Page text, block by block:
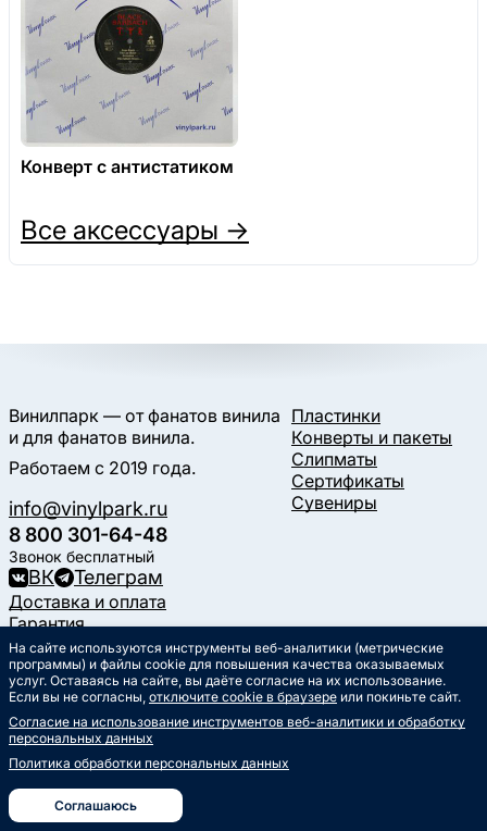
Конверт с антистатиком
Все аксессуары →
Винилпарк — от фанатов винила
и для фанатов винила.
Работаем с 2019 года.
info@vinylpark.ru
8 800 301-64-48
Звонок бесплатный
ВК Телеграм
Пластинки
Конверты и пакеты
Слипматы
Сертификаты
Сувениры
Доставка и оплата
Гарантия
Контакты
Статьи
Музыкальный календарь
Публичная оферта
Политика обработки
Согласие на обработкуперсональных данных
На сайте используются инструменты веб-аналитики (метрические
программы) и файлы cookie для повышения качества оказываемых
услуг. Оставаясь на сайте, вы даёте согласие на их использование.
Если вы не согласны, отключите cookie в браузере или покиньте сайт.
Согласие на использование инструментов веб-аналитики и обработку
персональных данных
Политика обработки персональных данных
Соглашаюсь